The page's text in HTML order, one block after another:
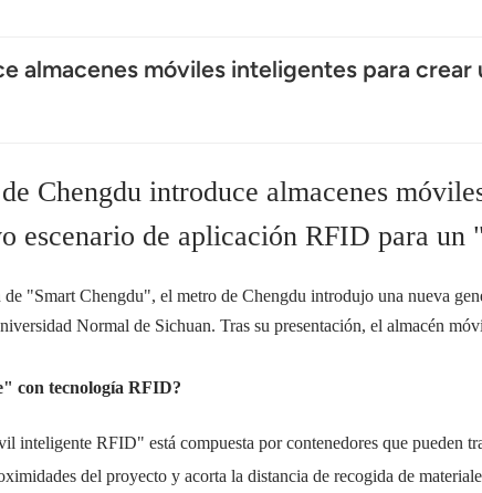
almacenes móviles inteligentes para crear
Chengdu introduce almacenes
escenario de aplicación RFID para un
de "Smart Chengdu", el metro de Chengdu introdujo una nueva
Normal de Sichuan. Tras su presentación, el almacén
con tecnología RFID?
inteligente RFID" está compuesta por contenedores que pueden
del proyecto y acorta la distancia de recogida de